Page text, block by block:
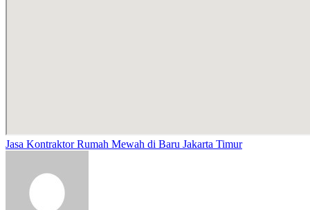
Jasa Kontraktor Rumah Mewah di Baru Jakarta Timur